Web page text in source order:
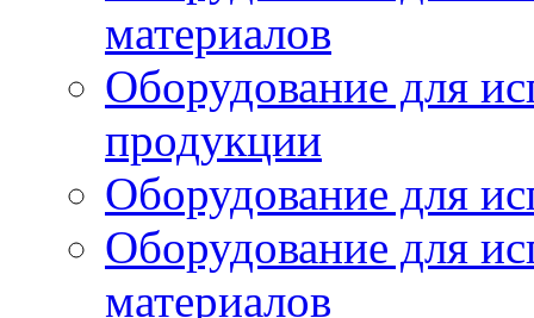
материалов
Оборудование для
продукции
Оборудование для
Оборудование для
материалов